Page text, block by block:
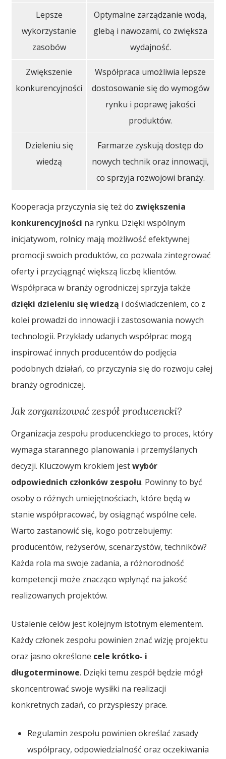
Lepsze
wykorzystanie
zasobów
Optymalne zarządzanie wodą,
glebą i nawozami, co zwiększa
wydajność.
Zwiększenie
konkurencyjności
Współpraca umożliwia lepsze
dostosowanie się do wymogów
rynku i poprawę jakości
produktów.
Dzieleniu się
wiedzą
Farmarze zyskują dostęp do
nowych technik oraz innowacji,
co sprzyja rozwojowi branży.
Kooperacja przyczynia się też do zwiększenia
konkurencyjności na rynku. Dzięki wspólnym
inicjatywom, rolnicy mają możliwość efektywnej
promocji swoich produktów, co pozwala zintegrować
oferty i przyciągnąć większą liczbę klientów.
Współpraca w branży ogrodniczej sprzyja także
dzięki dzieleniu się wiedzą i doświadczeniem, co z
kolei prowadzi do innowacji i zastosowania nowych
technologii. Przykłady udanych współprac mogą
inspirować innych producentów do podjęcia
podobnych działań, co przyczynia się do rozwoju całej
branży ogrodniczej.
Jak zorganizować zespół producencki?
Organizacja zespołu producenckiego to proces, który
wymaga starannego planowania i przemyślanych
decyzji. Kluczowym krokiem jestwybór
odpowiednich członków zespołu. Powinny to być
osoby o różnych umiejętnościach, które będą w
stanie współpracować, by osiągnąć wspólne cele.
Warto zastanowić się, kogo potrzebujemy:
producentów, reżyserów, scenarzystów, techników?
Każda rola ma swoje zadania, a różnorodność
kompetencji może znacząco wpłynąć na jakość
realizowanych projektów.
Ustalenie celów jest kolejnym istotnym elementem.
Każdy członek zespołu powinien znać wizję projektu
oraz jasno określone cele krótko- i
długoterminowe. Dzięki temu zespół będzie mógł
skoncentrować swoje wysiłki na realizacji
konkretnych zadań, co przyspieszy prace.
Regulamin zespołu powinien określać zasady
współpracy, odpowiedzialność oraz oczekiwania